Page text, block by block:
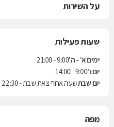
על השירות
שעות פעילות
ימים א' - ה'9:00 - 21:00
יום ו'9:00 - 14:00
יום שבתשעה אחרי צאת שבת - 22:30
מפה